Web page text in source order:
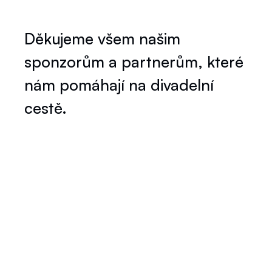
Děkujeme všem našim
sponzorům a partnerům, které
nám pomáhají na divadelní
cestě.